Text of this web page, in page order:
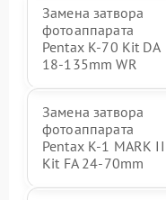
Замена затвора
фотоаппарата
Pentax K-70 Kit DA
18-135mm WR
Замена затвора
фотоаппарата
Pentax K-1 MARK II
Kit FA 24-70mm